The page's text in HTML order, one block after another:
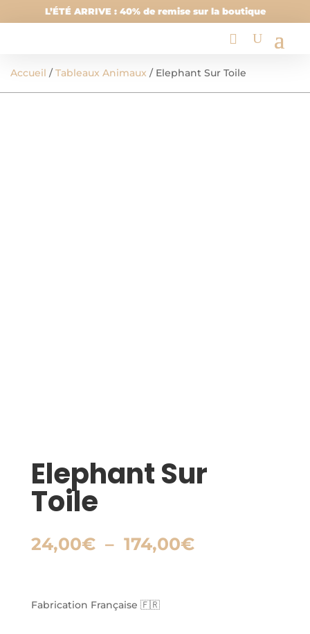
L’ÉTÉ ARRIVE : 40% de remise sur la boutique
Accueil /Tableaux Animaux / Elephant Sur Toile
Elephant Sur
Toile
24,00€ – 174,00€Plage
Fabrication Française 🇫🇷